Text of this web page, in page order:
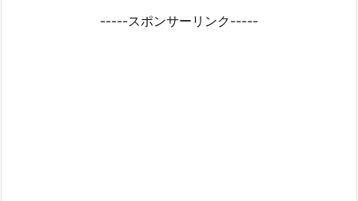
-----スポンサーリンク-----